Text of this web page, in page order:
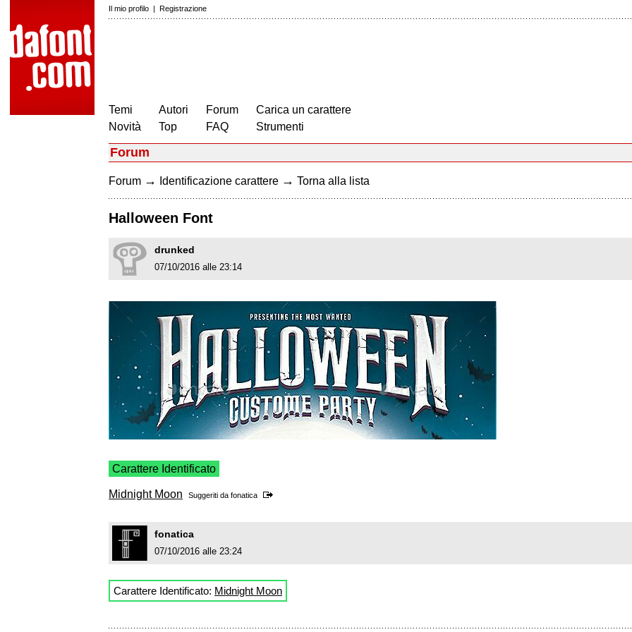
Il mio profilo | Registrazione
Temi
Novità
Autori
Top
Forum
FAQ
Carica un carattere
Strumenti
Forum
Forum → Identificazione carattere → Torna alla lista
Halloween Font
drunked
07/10/2016 alle 23:14
Carattere Identificato
Midnight Moon Suggeriti da fonatica
fonatica
07/10/2016 alle 23:24
Carattere Identificato: Midnight Moon